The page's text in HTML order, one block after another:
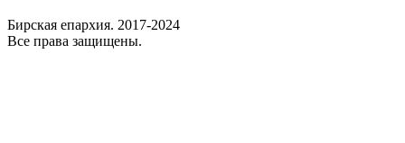
Бирская епархия. 2017-2024
Все права защищены.